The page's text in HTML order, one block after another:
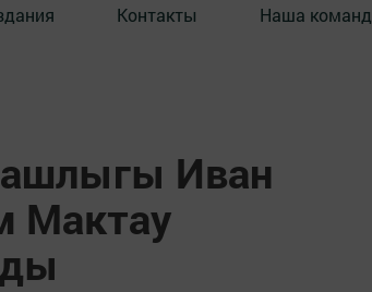
Контакты Наша
Иван
Мактау